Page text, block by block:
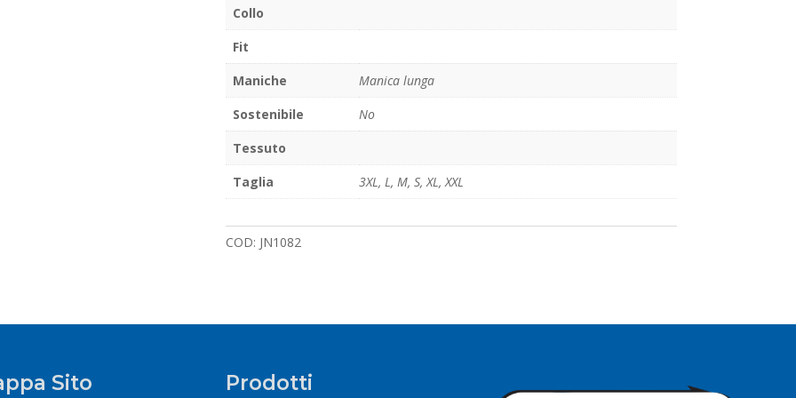
Collo
Fit
Maniche
Manica lunga
Sostenibile
No
Tessuto
Taglia
3XL, L, M, S,XL,XXL
COD: JN1082
Sito Prodotti